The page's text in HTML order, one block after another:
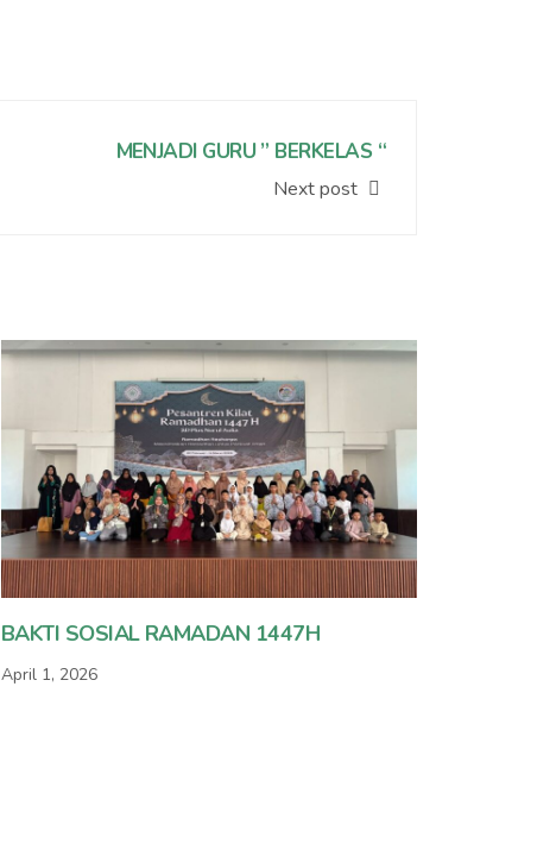
MENJADI GURU ” BERKELAS “
Next post
BAKTI SOSIAL RAMADAN 1447H
April 1, 2026